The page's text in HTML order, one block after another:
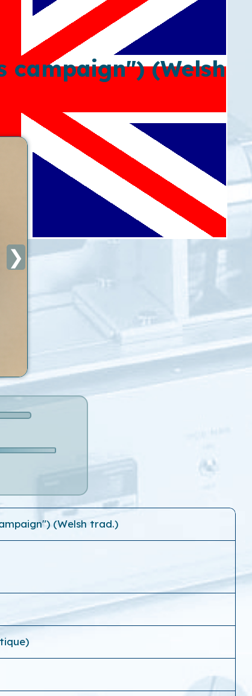
campaign") (Welsh
❯
(Welsh trad.)